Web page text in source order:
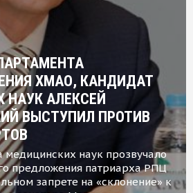
ХМАО, КАНДИДАТ
АЛЕКСЕЙ
ВЫСТУПИЛ ПРОТИВ
наук прозвучало
предложения патриарха РПЦ
запрете на «склонение» к